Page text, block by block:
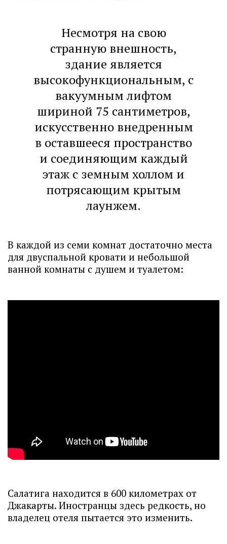
Несмотря на свою
странную внешность,
здание является
высокофункциональным, с
вакуумным лифтом
шириной 75 сантиметров,
искусственно внедренным
в оставшееся пространство
и соединяющим каждый
этаж с земным холлом и
потрясающим крытым
лаунжем.
В каждой из семи комнат достаточно места
для двуспальной кровати и небольшой
ванной комнаты с душем и туалетом:
Салатига находится в 600 километрах от
Джакарты. Иностранцы здесь редкость, но
владелец отеля пытается это изменить.